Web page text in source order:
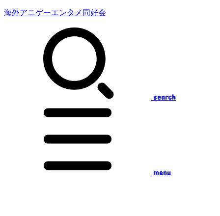
海外アニゲーエンタメ同好会
search
menu